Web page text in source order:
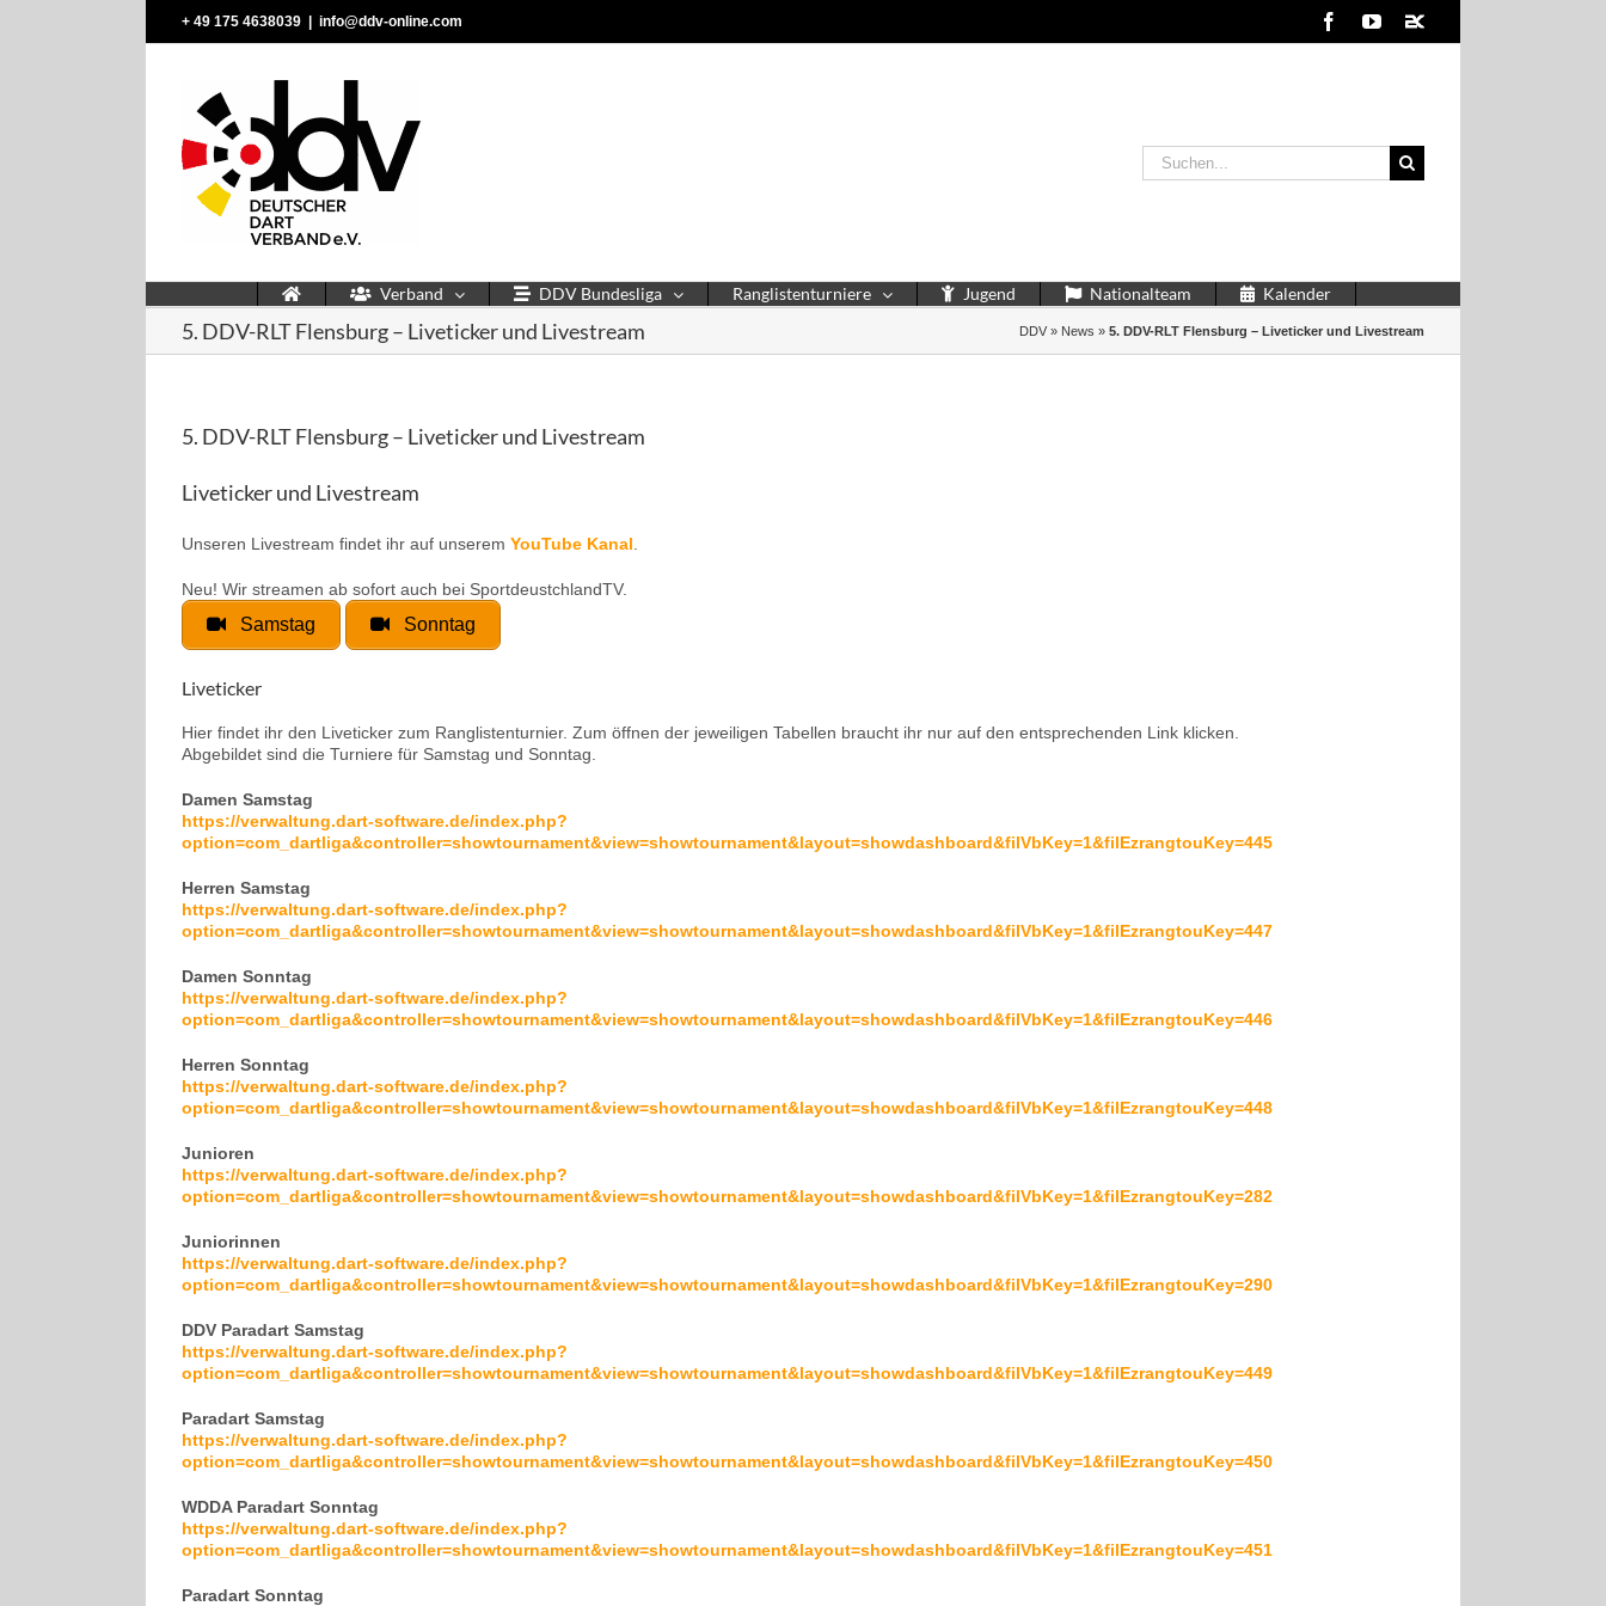
‭+ 49 175 4638039‬ | info@ddv-online.com FacebookYouTube
2kDart
Suche
nach:
Verband DDV Bundesliga Ranglistenturniere Jugend Nationalteam Kalender
5. DDV-RLT Flensburg – Liveticker und Livestream DDV » News » 5. DDV-RLT Flensburg – Liveticker und Livestream
5. DDV-RLT Flensburg – Liveticker und Livestream
Liveticker und Livestream
Unseren Livestream findet ihr auf unserem YouTube Kanal
Neu! Wir streamen ab sofort auch bei SportdeustchlandTV.
Samstag Sonntag
Liveticker
Hier findet ihr den Liveticker zum Ranglistenturnier. Zum öffnen der jeweiligen Tabellen braucht ihr nur auf den entsprechenden Link klicken.
Abgebildet sind die Turniere für Samstag und Sonntag.
Damen Samstag
https://verwaltung.dart-software.de/index.php?
option=com_dartliga&controller=showtournament&view=showtournament&layout=showdashboard&filVbKey=1&filEzrangtouKey=445
Herren Samstag
https://verwaltung.dart-software.de/index.php?
option=com_dartliga&controller=showtournament&view=showtournament&layout=showdashboard&filVbKey=1&filEzrangtouKey=447
Damen Sonntag
https://verwaltung.dart-software.de/index.php?
option=com_dartliga&controller=showtournament&view=showtournament&layout=showdashboard&filVbKey=1&filEzrangtouKey=446
Herren Sonntag
https://verwaltung.dart-software.de/index.php?
option=com_dartliga&controller=showtournament&view=showtournament&layout=showdashboard&filVbKey=1&filEzrangtouKey=448
Junioren
https://verwaltung.dart-software.de/index.php?
option=com_dartliga&controller=showtournament&view=showtournament&layout=showdashboard&filVbKey=1&filEzrangtouKey=282
Juniorinnen
https://verwaltung.dart-software.de/index.php?
option=com_dartliga&controller=showtournament&view=showtournament&layout=showdashboard&filVbKey=1&filEzrangtouKey=290
DDV Paradart Samstag
https://verwaltung.dart-software.de/index.php?
option=com_dartliga&controller=showtournament&view=showtournament&layout=showdashboard&filVbKey=1&filEzrangtouKey=449
Paradart Samstag
https://verwaltung.dart-software.de/index.php?
option=com_dartliga&controller=showtournament&view=showtournament&layout=showdashboard&filVbKey=1&filEzrangtouKey=450
WDDA Paradart Sonntag
https://verwaltung.dart-software.de/index.php?
option=com_dartliga&controller=showtournament&view=showtournament&layout=showdashboard&filVbKey=1&filEzrangtouKey=451
Paradart Sonntag